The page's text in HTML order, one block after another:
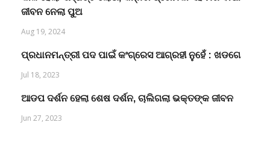
ଜୀବନ ନେଲା ପୁଅ
Aug 19, 2024
ପ୍ରଧାନମନ୍ତ୍ରୀ ପଦ ପାଇଁ କଂଗ୍ରେସ ଆଗ୍ରହୀ ନୁହେଁ : ଖଡଗେ
Jul 18, 2023
ଆଡପ ଦର୍ଶନ ହେଲା ଶେଷ ଦର୍ଶନ, ଚାଲିଗଲା ଭକ୍ତଙ୍କ ଜୀବନ
Jun 27, 2023